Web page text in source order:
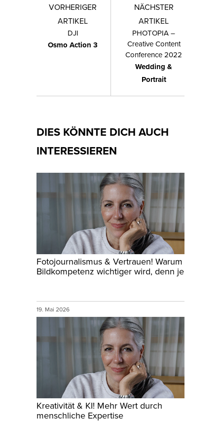
VORHERIGER
ARTIKEL
DJI
Osmo Action 3
NÄCHSTER
ARTIKEL
PHOTOPIA –
Creative Content
Conference 2022
Wedding &
Portrait
DIES KÖNNTE DICH AUCH
INTERESSIEREN
Fotojournalismus & Vertrauen! Warum
Bildkompetenz wichtiger wird, denn je
19. Mai 2026
Kreativität & KI! Mehr Wert durch
menschliche Expertise